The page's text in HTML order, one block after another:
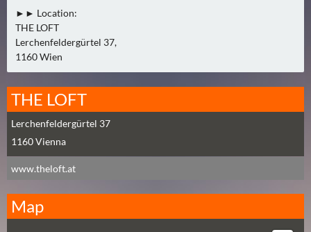
0
)
A
G
U
S
T
7
)
►► Location:
THE LOFT
Lerchenfeldergürtel 37,
1160 Wien
THE LOFT
Lerchenfeldergürtel 37
1160Vienna
www.theloft.at
Map